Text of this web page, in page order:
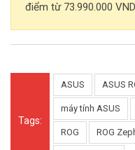
điểm từ 73.990.000
Tags:
ASUS ASUS
máy tính ASUS
ROG ROG